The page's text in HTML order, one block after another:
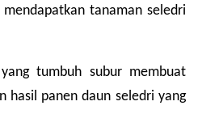
tanaman seledri
tumbuh subur membuat
hasil panen daun seledri yang